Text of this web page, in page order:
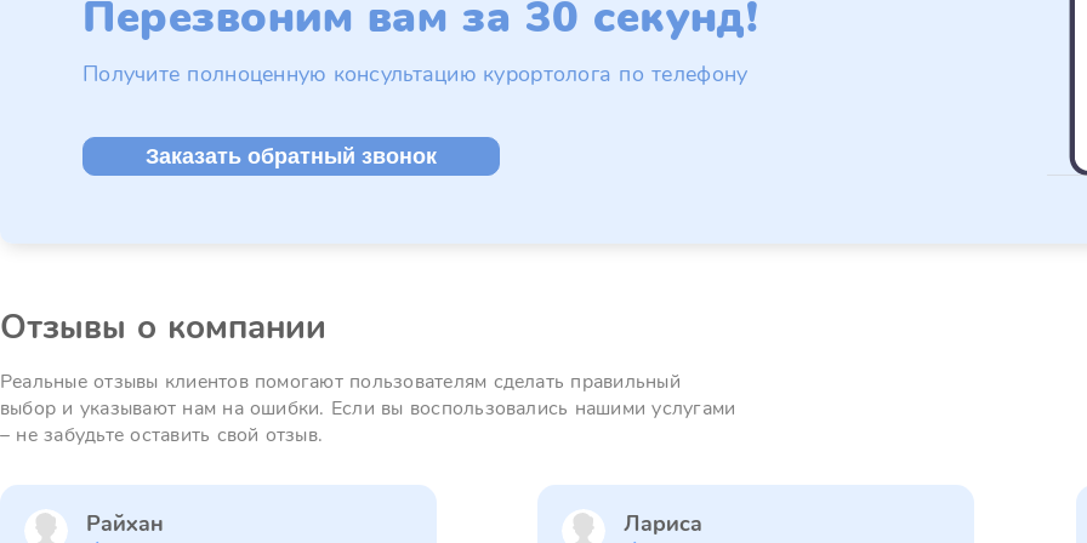
Перезвоним вам за 30 секунд!
Получите полноценную консультацию курортолога по телефону
Заказать обратный звонок
Отзывы о компании
Реальные отзывы клиентов помогают пользователям сделать правильный
выбор и указывают нам на ошибки. Если вы воспользовались нашими услугами
– не забудьте оставить свой отзыв.
Райхан Лариса